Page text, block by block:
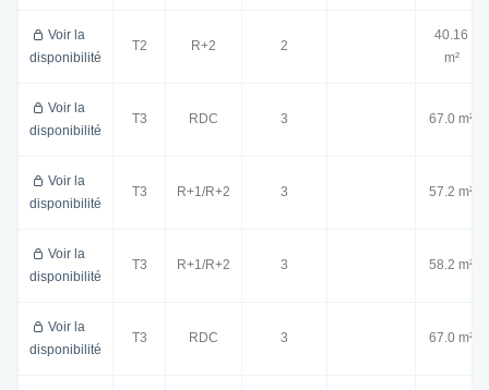
Voir la
disponibilité
T2 R+2 2
40.16
m²
Voir la
disponibilité
T3 RDC 3 67.0 m²
Voir la
disponibilité
T3 R+1/R+2 3 57.2 m²
Voir la
disponibilité
T3 R+1/R+2 3 58.2 m²
Voir la
disponibilité
T3 RDC 3 67.0 m²